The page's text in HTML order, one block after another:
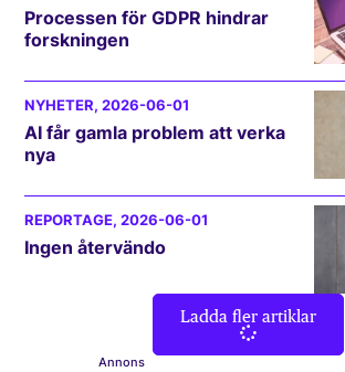
Processen för GDPR hindrar
forskningen
NYHETER, 2026-06-01
AI får gamla problem att verka
nya
REPORTAGE, 2026-06-01
Ingen återvändo
Ladda fler artiklar
Annons